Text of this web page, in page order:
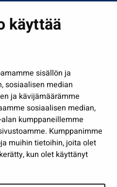
käyttää
sisällön ja
sosiaalisen median
ja kävijämäärämme
sosiaalisen median,
kumppaneillemme
Kumppanimme
muihin tietoihin, joita olet
kun olet käyttänyt